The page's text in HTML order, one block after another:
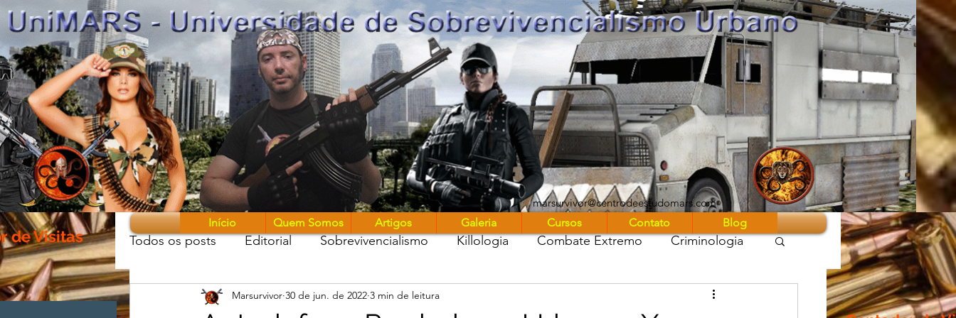
UniMARS
marsurvivor@centrodeestudomars.com
Todos os posts Editorial Sobrevivencialismo Killologia Combate Extremo Criminologia
Guerreiros & Armas Monstros entre nós Marsurvivor Podcast
Marsurvivor 30 de jun. de 2022 3 min de leitura
de Visitas
Início Quem Somos Artigos Galeria Cursos Contato Blog